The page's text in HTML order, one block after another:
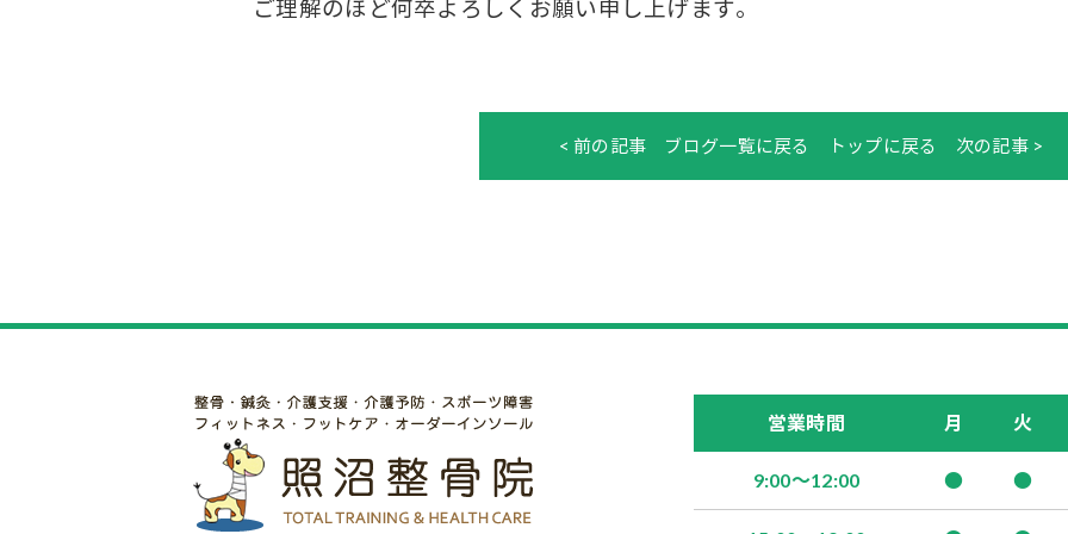
ご理解のほど何卒よろしくお願い申し上げます。
< 前の記事 ブログ一覧に戻る トップに戻る 次の記事 >
営業時間 月 火
9:00～12:00 ● ●